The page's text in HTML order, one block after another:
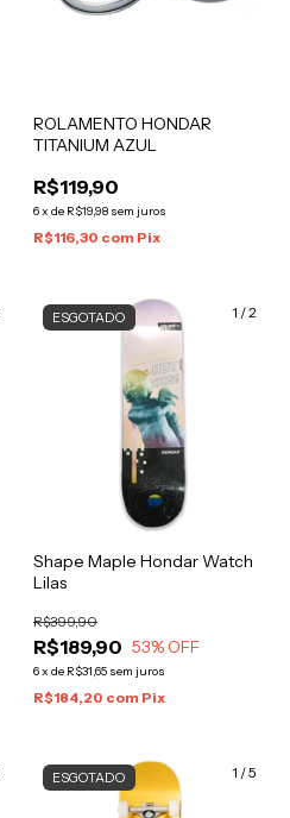
ROLAMENTO HONDAR
TITANIUM AZUL
R$119,90
6x de R$19,98 sem juros
R$116,30 com Pix
1 /2
ESGOTADO
Shape Maple Hondar Watch
Lilas
R$189,90
R$399,90
53% OFF
6x de R$31,65 sem juros
R$184,20 com Pix
1 /5
ESGOTADO